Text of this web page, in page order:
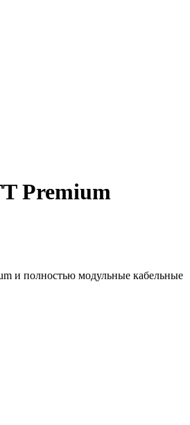
Premium
и полностью модульные кабельные